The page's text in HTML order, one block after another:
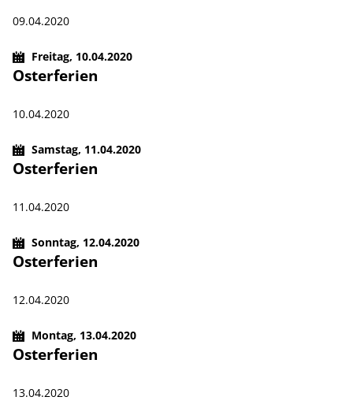
09.04.2020
Freitag, 10.04.2020
Osterferien
10.04.2020
Samstag, 11.04.2020
Osterferien
11.04.2020
Sonntag, 12.04.2020
Osterferien
12.04.2020
Montag, 13.04.2020
Osterferien
13.04.2020